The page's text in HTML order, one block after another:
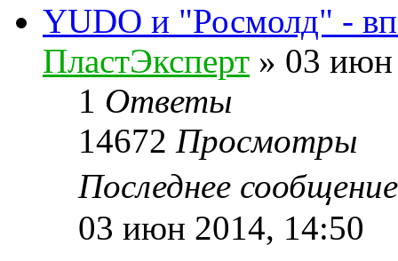
YUDO и "Росмолд" -
ПластЭксперт » 03 июн
1 Ответы
14672 Просмотры
Последнее
03 июн 2014, 14:50